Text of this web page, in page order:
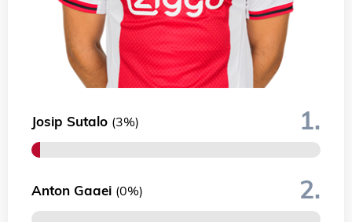
Josip Sutalo (3%) 1.
Anton Gaaei (0%) 2.